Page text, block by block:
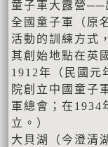
童子軍大露營──
全國童子軍（原
活動的訓練方式
其創始地點在英
1912年（民國元
院創立中國童子
軍總會；在1934
立。）
大貝湖（今澄清